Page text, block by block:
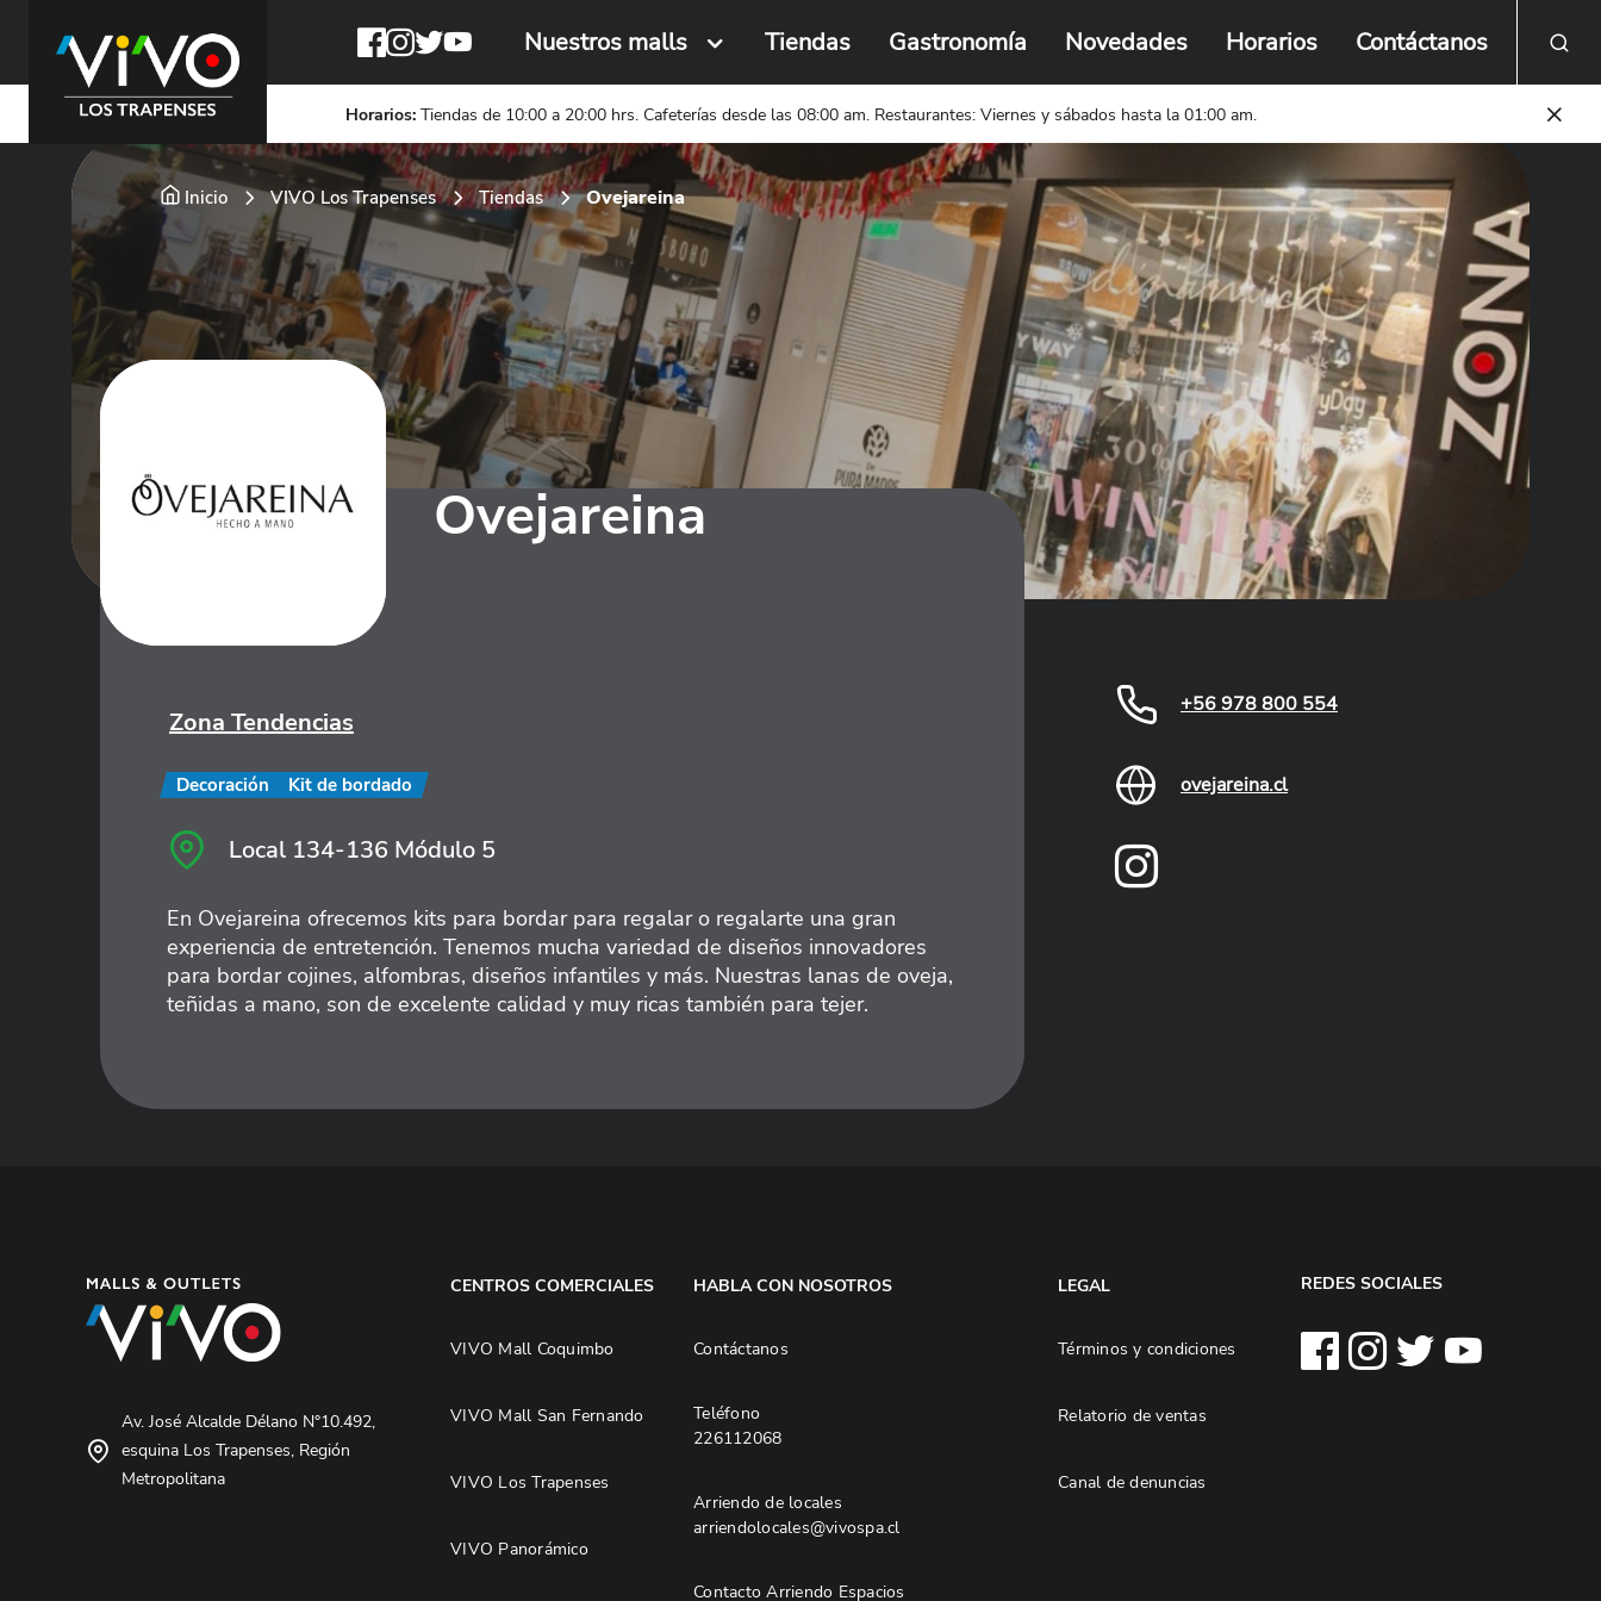
Nuestros malls Tiendas Gastronomía Novedades Horarios Contáctanos
Busca una tienda o local
Horarios: Tiendas de 10:00 a 20:00 hrs. Cafeterías desde las 08:00 am. Restaurantes: Viernes y sábados hasta la 01:00 am.
Inicio VIVO Los Trapenses Tiendas Ovejareina
Ovejareina
Zona Tendencias
Decoración Kit de bordado
Local 134-136 Módulo 5
En Ovejareina ofrecemos kits para bordar para regalar o regalarte una gran
experiencia de entretención. Tenemos mucha variedad de diseños innovadores
para bordar cojines, alfombras, diseños infantiles y más. Nuestras lanas de oveja,
teñidas a mano, son de excelente calidad y muy ricas también para tejer.
+56 978 800 554
ovejareina.cl
Av. José Alcalde Délano N°10.492,
esquina Los Trapenses, Región
Metropolitana
CENTROS COMERCIALES
VIVO Mall Coquimbo
VIVO Mall San Fernando
VIVO Los Trapenses
VIVO Panorámico
HABLA CON NOSOTROS
Contáctanos
Teléfono
226112068
Arriendo de locales
arriendolocales@vivospa.cl
Contacto Arriendo Espacios
LEGAL
Términos y condiciones
Relatorio de ventas
Canal de denuncias
REDES SOCIALES